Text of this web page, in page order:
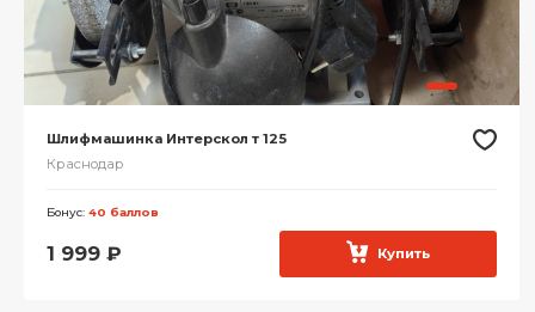
Шлифмашинка Интерскол т 125
Краснодар
Бонус: 40 баллов
1 999 ₽ Купить